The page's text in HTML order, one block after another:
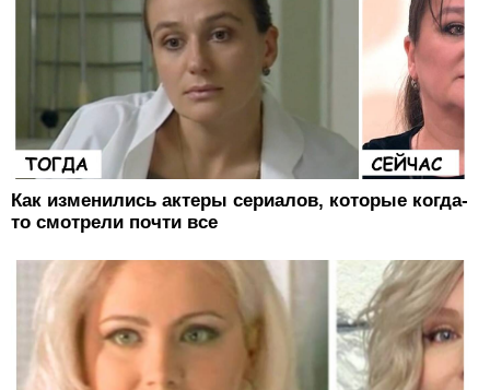
Как изменились актеры сериалов, которые когда-
то смотрели почти все